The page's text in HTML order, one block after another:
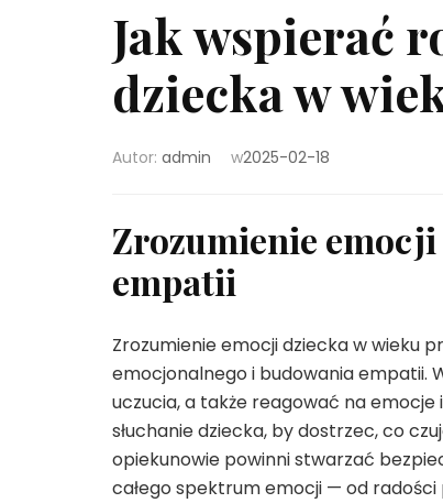
Jak wspierać
dziecka w
Autor: admin w2025-02-18
Zrozumienie
empatii
Zrozumienie emocji dziecka w wieku
emocjonalnego i budowania empatii.
uczucia, a także reagować na
słuchanie dziecka, by dostrzec, co
opiekunowie powinni stwarzać
całego spektrum emocji — od